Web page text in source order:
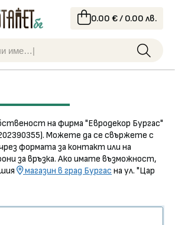
0.00 € / 0.00 лв.
на фирма "Евродекор Бургас"
Можете да се свържете с
формата за контакт или на
за връзка. Ако имате възможност,
магазин в град Бургас на ул. "Цар